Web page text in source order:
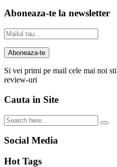
Aboneaza-te la newsletter
Si vei primi pe mail cele mai noi
review-uri
Cauta in Site
Social Media
Hot Tags